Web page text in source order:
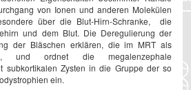
von Ionen und anderen Molekülen
über die Blut-Hirn-Schranke, die
und dem Blut. Die Deregulierung der
der Bläschen erklären, die im MRT als
und ordnet die megalenzephale
subkortikalen Zysten in die Gruppe der so
ein.